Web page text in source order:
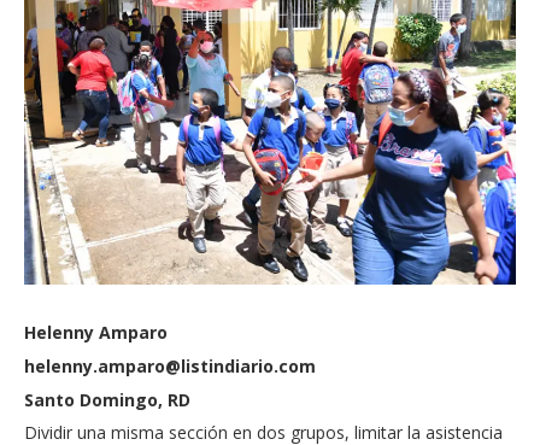
Helenny Amparo
helenny.amparo@listindiario.com
Santo Domingo, RD
Dividir una misma sección en dos grupos, limitar la asistencia